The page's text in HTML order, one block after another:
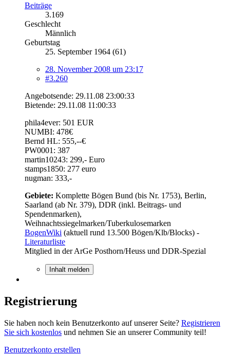
Beiträge
3.169
Geschlecht
Männlich
Geburtstag
25. September 1964 (61)
28. November 2008 um 23:17
#3.260
Angebotsende: 29.11.08 23:00:33
Bietende: 29.11.08 11:00:33
phila4ever: 501 EUR
NUMBI: 478€
Bernd HL: 555,--€
PW0001: 387
martin10243: 299,- Euro
stamps1850: 277 euro
nugman: 333,-
Gebiete: Komplette Bögen Bund (bis Nr. 1753), Berlin,
Saarland (ab Nr. 379), DDR (inkl. Beitrags- und
Spendenmarken),
Weihnachtssiegelmarken/Tuberkulosemarken
BogenWiki (aktuell rund 13.500 Bögen/Klb/Blocks) -
Literaturliste
Mitglied in der ArGe Posthorn/Heuss und DDR-Spezial
Inhalt melden
Registrierung
Sie haben noch kein Benutzerkonto auf unserer Seite? Registrieren
Sie sich kostenlos und nehmen Sie an unserer Community teil!
Benutzerkonto erstellen